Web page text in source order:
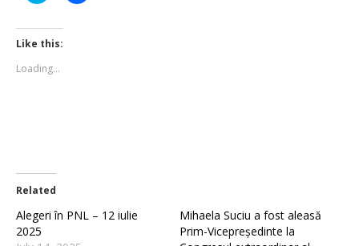
Twitter
(Opens
in
window)
Like this:
Loading...
Related
Alegeri în PNL – 12 iulie
2025
Mihaela Suciu a fost aleasă
Prim-Vicepreședinte la